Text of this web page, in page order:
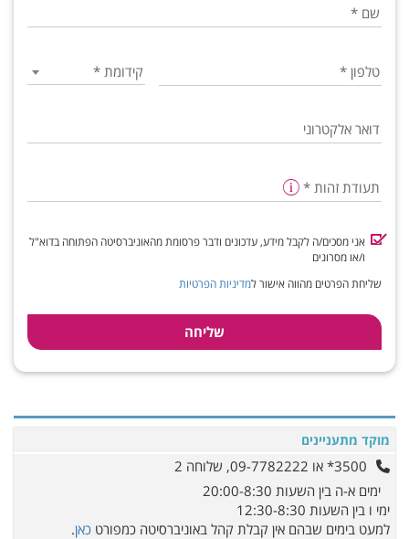
שם *
תעודת זהות*
טלפון* קידומת *
דואר אלקטרוני
אני מסכים/ה לקבל מידע, עדכונים ודבר פרסומת מהאוניברסיטה הפתוחה בדוא"ל
ו/או מסרונים
שליחת הפרטים מהווה אישור למדיניות הפרטיות
מוקד מתעניינים
3500* או 09-7782222, שלוחה 2
ימים א-ה בין השעות 20:00-8:30
ימי ו בין השעות 12:30-8:30
למעט בימים שבהם אין קבלת קהל באוניברסיטה כמפורט כאן.